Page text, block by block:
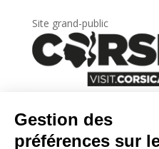
Site grand-public
Newsletter
Inscrivez-vous àla lettre